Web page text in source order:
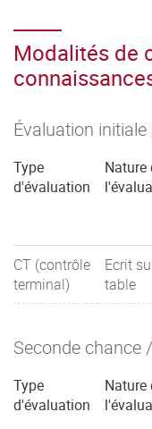
Modalités de
Évaluation
Type
d'évaluation
Nature
CT (contrôle
terminal)
Ecrit
table
Seconde chance
Type
d'évaluation
Nature